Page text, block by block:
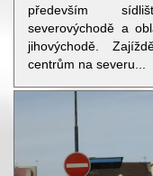
především
severovýchodě a
jihovýchodě.
centrům na severu...